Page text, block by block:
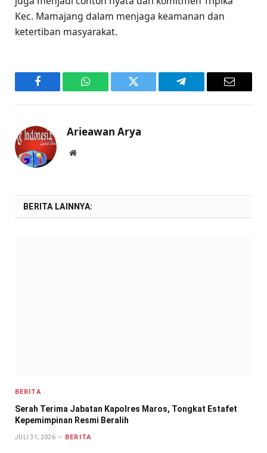
Kec. Mamajang dalam menjaga keamanan dan
ketertiban masyarakat.
Facebook WhatsAppTwitter Telegram Email
Arieawan Arya
Website
BERITA LAINNYA:
BERITA
Serah Terima Jabatan Kapolres Maros, Tongkat Estafet
Kepemimpinan Resmi Beralih
JULI 31, 2026 BERITA